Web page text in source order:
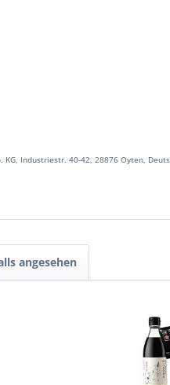
Industriestr. 40-42, 28876 Oyten,
angesehen